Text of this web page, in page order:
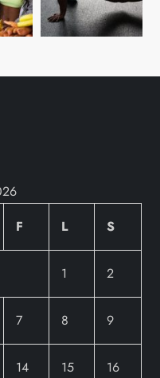
F L S
1 2
7 8 9
14 15 16